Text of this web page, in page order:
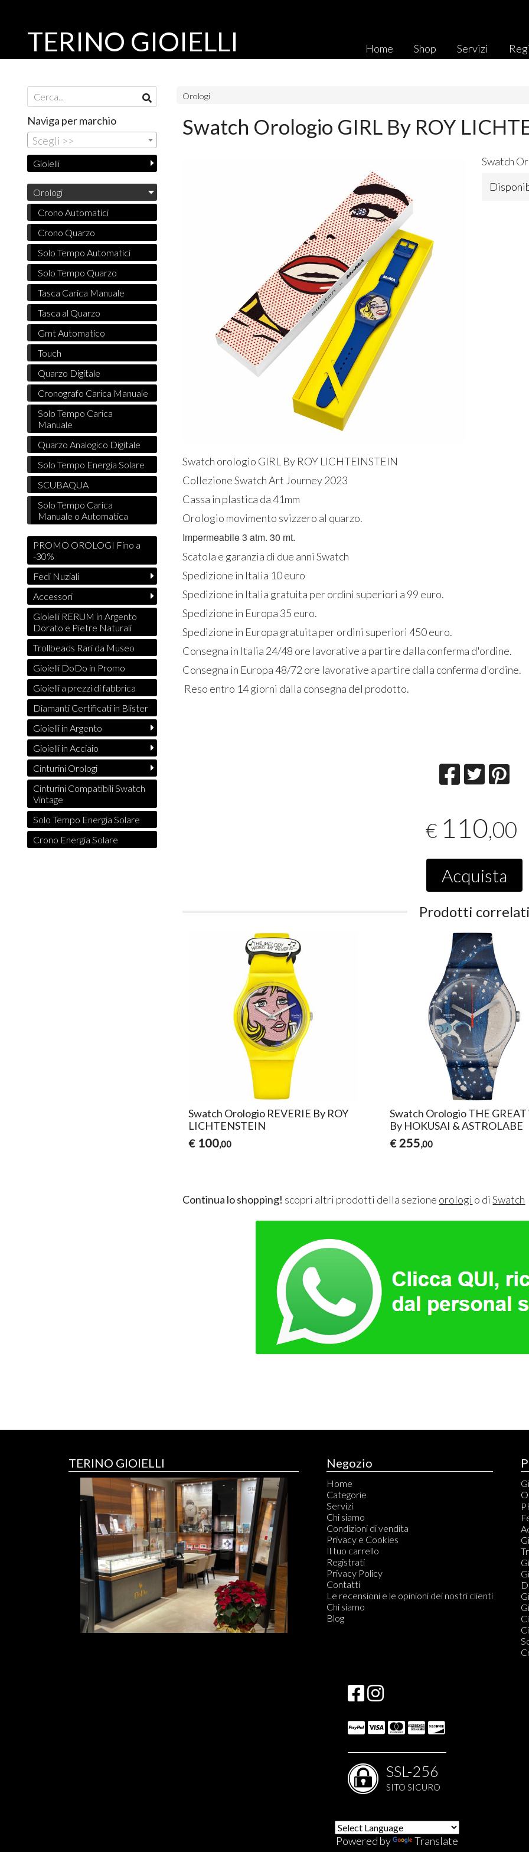
Home Shop Servizi
TERINO GIOIELLI
Orologi
Swatch Orologio GIRL By ROY
Swatch
Swatch orologio GIRL By ROY LICHTEINSTEIN
Collezione Swatch Art Journey 2023
Cassa in plastica da 41mm
Orologio movimento svizzero al quarzo.
Impermeabile 3 atm. 30 mt.
Scatola e garanzia di due anni Swatch
Spedizione in Italia 10 euro
Spedizione in Italia gratuita per ordini superiori a 99 euro.
Spedizione in Europa 35 euro.
Spedizione in Europa gratuita per ordini superiori 450 euro.
Consegna in Italia 24/48 ore lavorative a partire dalla conferma d'ordine.
Consegna in Europa 48/72 ore lavorative a partire dalla conferma d'ordine.
Reso entro 14 giorni dalla consegna del prodotto.
€ 110,00
Acquista
Prodotti
Swatch Orologio REVERIE By ROY
LICHTENSTEIN
€ 100,00
Swatch Orologio THE GREAT
By HOKUSAI & ASTROLABE
€ 255,00
Continua lo shopping! scopri altri prodotti della sezione orologi o diSwatch
Naviga per marchio
Scegli >>
Gioielli
Orologi
Crono Automatici
Crono Quarzo
Solo Tempo Automatici
Solo Tempo Quarzo
Tasca Carica Manuale
Tasca al Quarzo
Gmt Automatico
Touch
Quarzo Digitale
Cronografo Carica Manuale
Solo Tempo Carica
Manuale
Quarzo Analogico Digitale
Solo Tempo Energia Solare
SCUBAQUA
Solo Tempo Carica
Manuale o Automatica
PROMO OROLOGI Fino a
-30%
Fedi Nuziali
Accessori
Gioielli RERUM in Argento
Dorato e Pietre Naturali
Trollbeads Rari da Museo
Gioielli DoDo in Promo
Gioielli a prezzi di fabbrica
Diamanti Certificati in Blister
Gioielli in Argento
Gioielli in Acciaio
Cinturini Orologi
Cinturini Compatibili Swatch
Vintage
Solo Tempo Energia Solare
Crono Energia Solare
TERINO GIOIELLI Negozio
Home
Categorie
Servizi
Chi siamo
Condizioni di vendita
Privacy e Cookies
Il tuo carrello
Registrati
Privacy Policy
Contatti
Le recensioni e le opinioni dei nostri clienti
Chi siamo
Blog
SSL-256
SITO SICURO
Powered by Translate